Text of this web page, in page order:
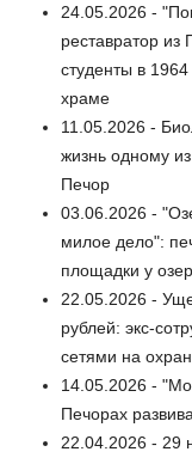
24.05.2026 -
реставратор из
студенты в
храме
11.05.2026 -
жизнь одному
Печор
03.06.2026 -
милое дело":
площадки у
22.05.2026 -
рублей: экс-
сетями на
14.05.2026 -
Печорах
22.04.2026 - 29